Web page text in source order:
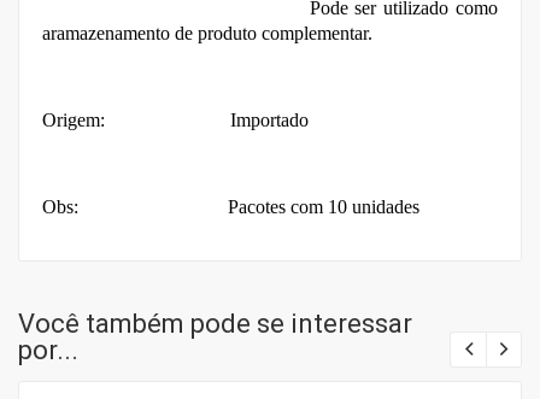
Pode ser utilizado como
aramazenamento de produto complementar.
Origem: Importado
Obs: Pacotes com 10 unidades
Você também pode se interessar
por...